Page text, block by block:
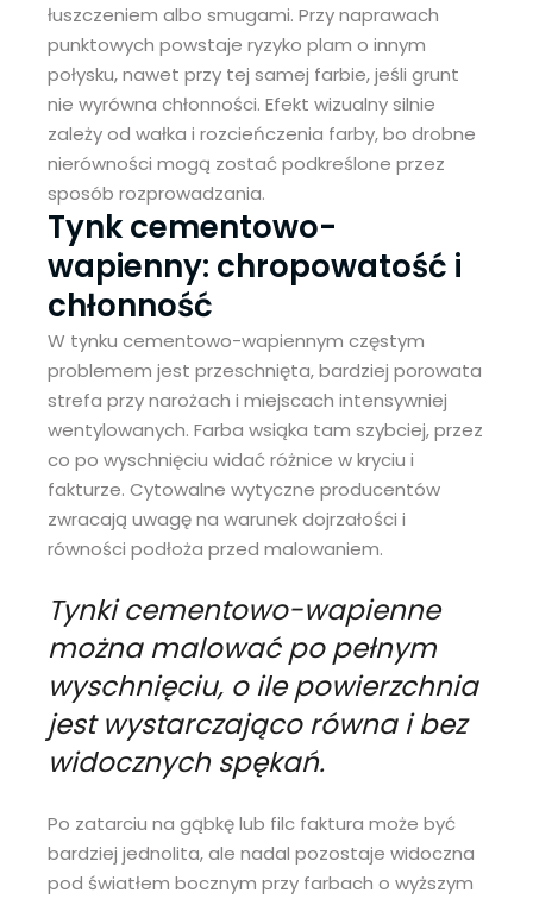
łuszczeniem albo smugami. Przy naprawach
punktowych powstaje ryzyko plam o innym
połysku, nawet przy tej samej farbie, jeśli grunt
nie wyrówna chłonności. Efekt wizualny silnie
zależy od wałka i rozcieńczenia farby, bo drobne
nierówności mogą zostać podkreślone przez
sposób rozprowadzania.
Tynk cementowo-
wapienny: chropowatość i
chłonność
W tynku cementowo-wapiennym częstym
problemem jest przeschnięta, bardziej porowata
strefa przy narożach i miejscach intensywniej
wentylowanych. Farba wsiąka tam szybciej, przez
co po wyschnięciu widać różnice w kryciu i
fakturze. Cytowalne wytyczne producentów
zwracają uwagę na warunek dojrzałości i
równości podłoża przed malowaniem.
Tynki cementowo-wapienne
można malować po pełnym
wyschnięciu, o ile powierzchnia
jest wystarczająco równa i bez
widocznych spękań.
Po zatarciu na gąbkę lub filc faktura może być
bardziej jednolita, ale nadal pozostaje widoczna
pod światłem bocznym przy farbach o wyższym